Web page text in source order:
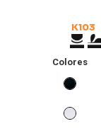
K103
Colores